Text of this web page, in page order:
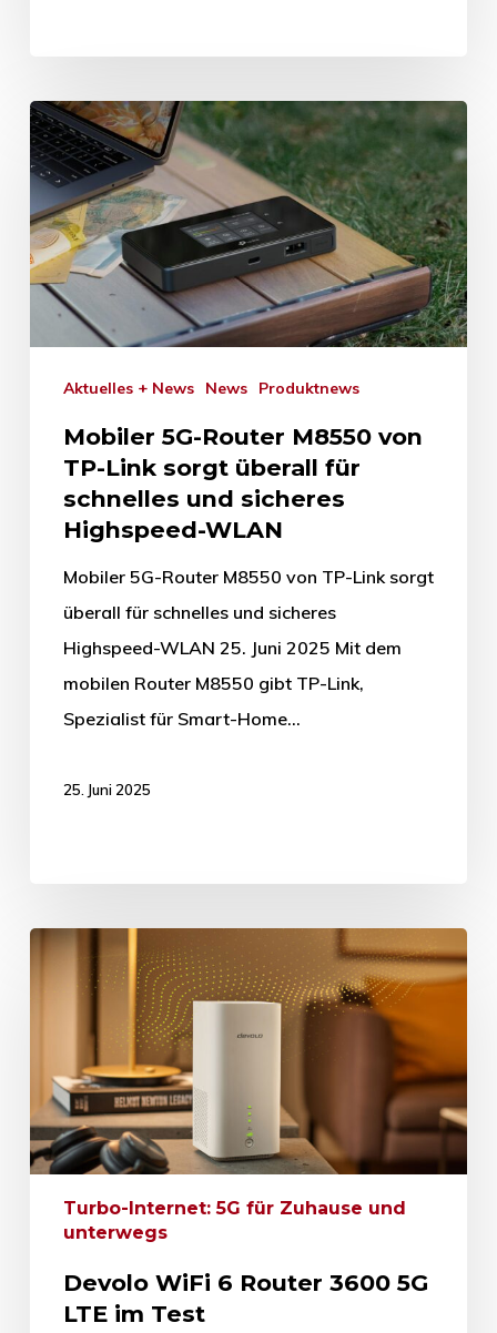
Aktuelles + News News Produktnews
Mobiler 5G-Router M8550 von
TP-Link sorgt überall für
schnelles und sicheres
Highspeed-WLAN
Mobiler 5G-Router M8550 von TP-Link sorgt
überall für schnelles und sicheres
Highspeed-WLAN 25. Juni 2025 Mit dem
mobilen Router M8550 gibt TP-Link,
Spezialist für Smart-Home…
25. Juni 2025
Turbo-Internet: 5G für Zuhause und
unterwegs
Devolo WiFi 6 Router 3600 5G
LTE im Test